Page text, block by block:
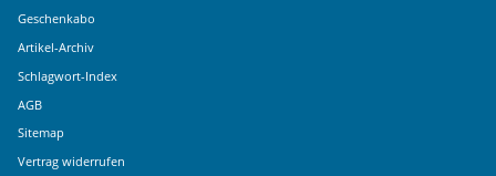
Geschenkabo
Artikel-Archiv
Schlagwort-Index
AGB
Sitemap
Vertrag widerrufen